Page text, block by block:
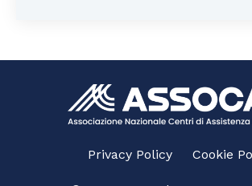
Privacy Policy Cookie